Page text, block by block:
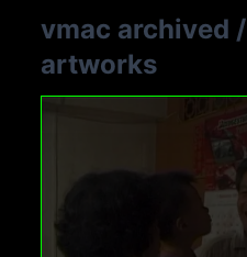
vmac archived /
artworks